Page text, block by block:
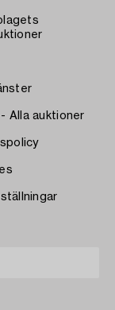
- Alla auktioner